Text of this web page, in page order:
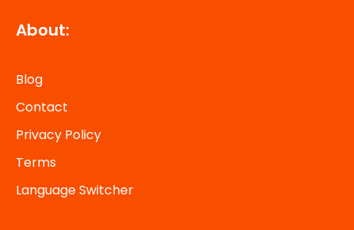
About:
Blog
Contact
Privacy Policy
Terms
Language Switcher